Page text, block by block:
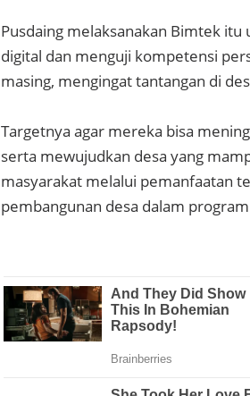
Pusdaing melaksanakan Bimtek
digital dan menguji kompetensi
masing, mengingat tantangan di
Targetnya agar mereka bisa
serta mewujudkan desa yang
masyarakat melalui pemanfaatan
pembangunan desa dalam program